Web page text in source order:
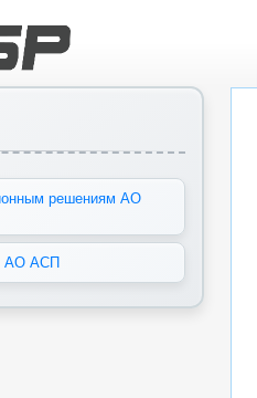
решениям АО
АО АСП